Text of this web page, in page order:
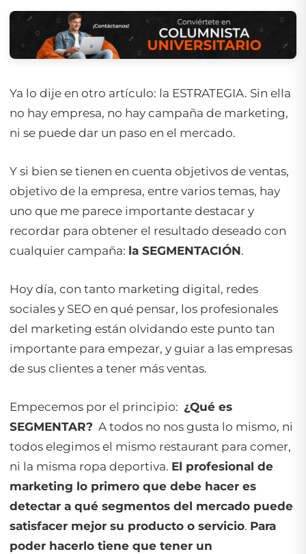
Ya lo dije en otro artículo: la ESTRATEGIA. Sin ella
no hay empresa, no hay campaña de marketing,
ni se puede dar un paso en el mercado.
Y si bien se tienen en cuenta objetivos de ventas,
objetivo de la empresa, entre varios temas, hay
uno que me parece importante destacar y
recordar para obtener el resultado deseado con
cualquier campaña: la SEGMENTACIÓN.
Hoy día, con tanto marketing digital, redes
sociales y SEO en qué pensar, los profesionales
del marketing están olvidando este punto tan
importante para empezar, y guiar a las empresas
de sus clientes a tener más ventas.
Empecemos por el principio: ¿Qué es
SEGMENTAR? A todos no nos gusta lo mismo, ni
todos elegimos el mismo restaurant para comer,
ni la misma ropa deportiva. El profesional de
marketing lo primero que debe hacer es
detectar a qué segmentos del mercado puede
satisfacer mejor su producto o servicio. Para
poder hacerlo tiene que tener un